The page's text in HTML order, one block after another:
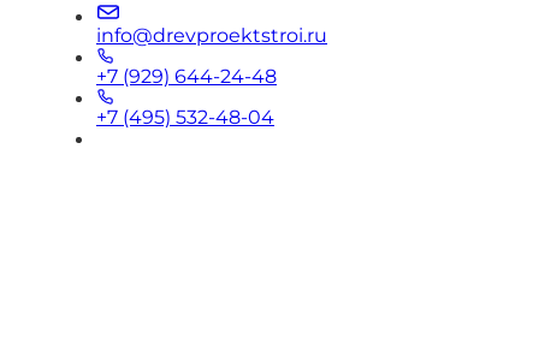
info@drevproektstroi.ru
+7 (929) 644-24-48
+7 (495) 532-48-04